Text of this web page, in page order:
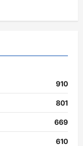
910
801
669
610